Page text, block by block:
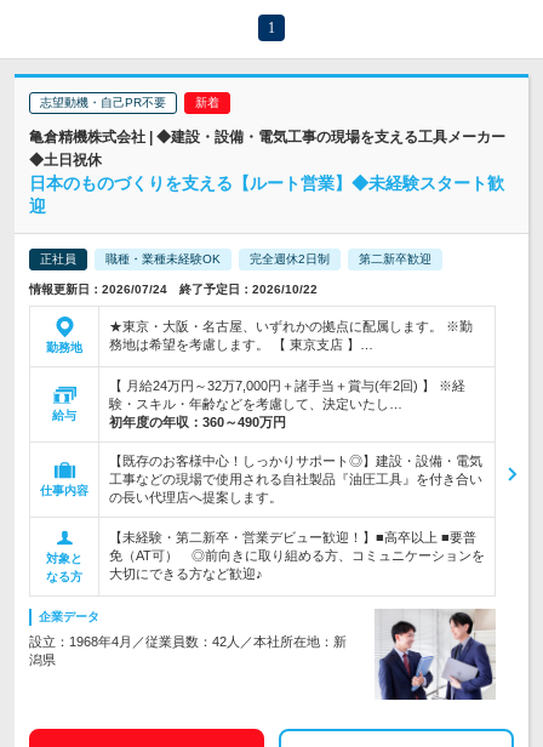
1
志望動機・自己PR不要
亀倉精機株式会社 | ◆建設・設備・電気工事の現場を支える工具メーカー
◆土日祝休
日本のものづくりを支える【ルート営業】◆未経験スタート歓
迎
正社員 職種・業種未経験OK 完全週休2日制 第二新卒歓迎
情報更新日：2026/07/24 終了予定日：2026/10/22
勤務地
★東京・大阪・名古屋、いずれかの拠点に配属します。 ※勤
務地は希望を考慮します。 【 東京支店 】…
給与
【 月給24万円～32万7,000円＋諸手当＋賞与(年2回) 】 ※経
験・スキル・年齢などを考慮して、決定いたし…
初年度の年収： 360～490万円
仕事内容
【既存のお客様中心！しっかりサポート◎】建設・設備・電気
工事などの現場で使用される自社製品『油圧工具』を付き合い
の長い代理店へ提案します。
対象と
なる方
【未経験・第二新卒・営業デビュー歓迎！】■高卒以上 ■要普
免（AT可） ◎前向きに取り組める方、コミュニケーションを
大切にできる方など歓迎♪
企業データ
設立：1968年4月／従業員数：42人／本社所在地：新
潟県